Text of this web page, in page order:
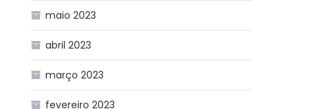
maio 2023
abril 2023
março 2023
fevereiro 2023